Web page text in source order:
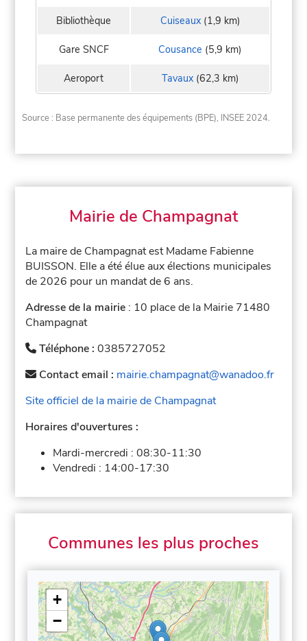
Bibliothèque Cuiseaux(1,9 km)
Gare SNCF Cousance (5,9 km)
Aeroport Tavaux(62,3 km)
Source : Base permanente des équipements (BPE), INSEE 2024.
Mairie de Champagnat
La maire de Champagnat est Madame Fabienne
BUISSON. Elle a été élue aux élections municipales
de 2026 pour un mandat de 6 ans.
Adresse de la mairie : 10 place de la Mairie 71480
Champagnat
Téléphone :0385727052
Contact email : mairie.champagnat@wanadoo.fr
Site officiel de la mairie de Champagnat
Horaires d'ouvertures :
Mardi-mercredi :08:30-11:30
Vendredi : 14:00-17:30
Communes les plus proches
+
−